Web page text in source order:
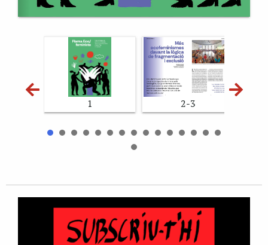
1 2-3